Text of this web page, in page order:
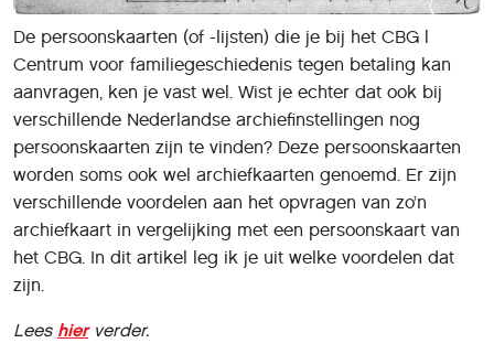
De persoonskaarten (of -lijsten) die je bij het CBG |
Centrum voor familiegeschiedenis tegen betaling kan
aanvragen, ken je vast wel. Wist je echter dat ook bij
verschillende Nederlandse archiefinstellingen nog
persoonskaarten zijn te vinden? Deze persoonskaarten
worden soms ook wel archiefkaarten genoemd. Er zijn
verschillende voordelen aan het opvragen van zo’n
archiefkaart in vergelijking met een persoonskaart van
het CBG. In dit artikel leg ik je uit welke voordelen dat
zijn.
Lees hierverder.